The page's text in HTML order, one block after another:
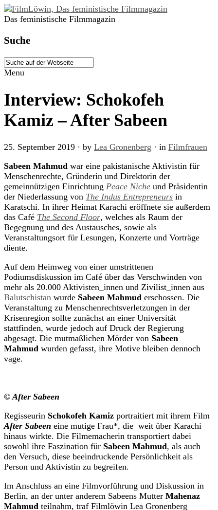
Das feministische Filmmagazin
Suche
Menu
Interview: Schokofeh
Kamiz – After Sabeen
25. September 2019 · by Lea Gronenberg · in Filmfrauen
Sabeen Mahmud war eine pakistanische Aktivistin für
Menschenrechte, Gründerin und Direktorin der
gemeinnützigen Einrichtung Peace Niche und Präsidentin
der Niederlassung von The Indus Entrepreneurs in
Karatschi. In ihrer Heimat Karachi eröffnete sie außerdem
das Café The Second Floor, welches als Raum der
Begegnung und des Austausches, sowie als
Veranstaltungsort für Lesungen, Konzerte und Vorträge
diente.
Auf dem Heimweg von einer umstrittenen
Podiumsdiskussion im Café über das Verschwinden von
mehr als 20.000 Aktivisten_innen und Zivilist_innen aus
Balutschistan wurde Sabeen Mahmud erschossen. Die
Veranstaltung zu Menschenrechtsverletzungen in der
Krisenregion sollte zunächst an einer Universität
stattfinden, wurde jedoch auf Druck der Regierung
abgesagt. Die mutmaßlichen Mörder von Sabeen
Mahmud wurden gefasst, ihre Motive bleiben dennoch
vage.
© After Sabeen
Regisseurin Schokofeh Kamiz portraitiert mit ihrem Film
After Sabeen eine mutige Frau*, die weit über Karachi
hinaus wirkte. Die Filmemacherin transportiert dabei
sowohl ihre Faszination für Sabeen Mahmud, als auch
den Versuch, diese beeindruckende Persönlichkeit als
Person und Aktivistin zu begreifen.
Im Anschluss an eine Filmvorführung und Diskussion in
Berlin, an der unter anderem Sabeens Mutter Mahenaz
Mahmud teilnahm, traf Filmlöwin Lea Gronenberg